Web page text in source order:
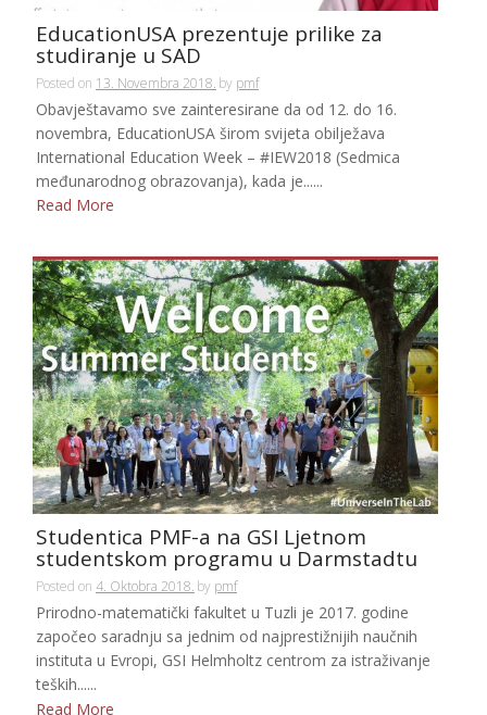
EducationUSA prezentuje prilike za
studiranje u SAD
Posted on 13. Novembra 2018. by pmf
Obavještavamo sve zainteresirane da od 12. do 16.
novembra, EducationUSA širom svijeta obilježava
International Education Week – #IEW2018 (Sedmica
međunarodnog obrazovanja), kada je......
Read More
Studentica PMF-a na GSI Ljetnom
studentskom programu u Darmstadtu
Posted on 4. Oktobra 2018. by pmf
Prirodno-matematički fakultet u Tuzli je 2017. godine
započeo saradnju sa jednim od najprestižnijih naučnih
instituta u Evropi, GSI Helmholtz centrom za istraživanje
teških......
Read More